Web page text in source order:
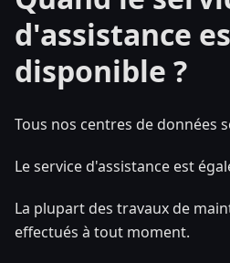
d'assistance
disponible ?
Tous nos centres de données
Le service d'assistance est
La plupart des travaux de
effectués à tout moment.